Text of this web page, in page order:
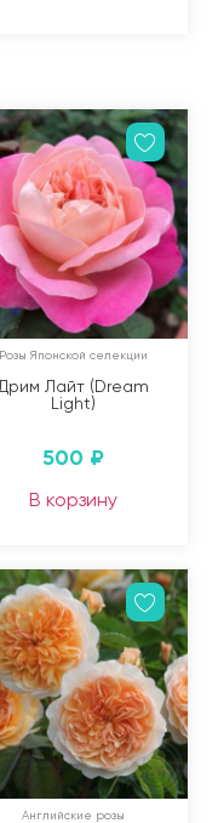
Розы Японской селекции
Дрим Лайт (Dream
Light)
500 ₽
В корзину
Английские розы